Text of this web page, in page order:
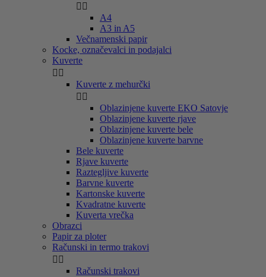
 
A4
A3 in A5
Večnamenski papir
Kocke, označevalci in podajalci
Kuverte
 
Kuverte z mehurčki
 
Oblazinjene kuverte EKO Satovje
Oblazinjene kuverte rjave
Oblazinjene kuverte bele
Oblazinjene kuverte barvne
Bele kuverte
Rjave kuverte
Raztegljive kuverte
Barvne kuverte
Kartonske kuverte
Kvadratne kuverte
Kuverta vrečka
Obrazci
Papir za ploter
Računski in termo trakovi
 
Računski trakovi